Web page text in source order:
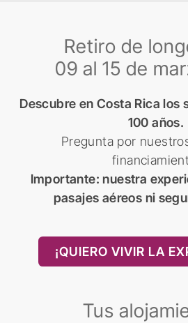
Retiro de
09 al 15 de
Descubre en Costa Rica los
100 años.
Pregunta por
Importante: nuestra
pasajes aéreos ni
¡QUIERO VIVIR LA
Tus